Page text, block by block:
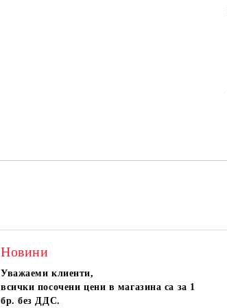
Новини
Уважаеми клиенти,
всички посочени цени в магазина са за 1
бр. без ДДС.